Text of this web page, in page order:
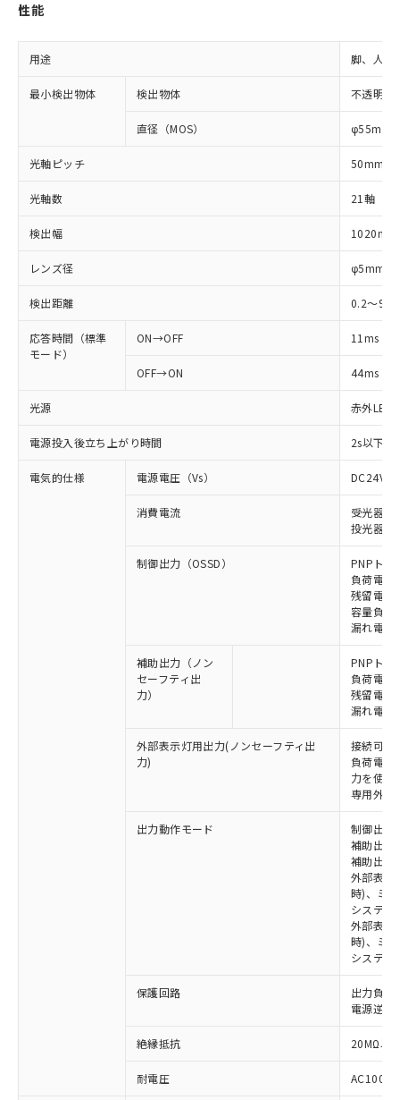
性能
用途 脚、人体
最小検出物体 検出物体 不透明体
直径（MOS） φ55mm
光軸ピッチ 50mm
光軸数 21軸
検出幅 1020mm
レンズ径 φ5mm
検出距離 0.2～9m
応答時間（標準
モード）
ON→OFF 11ms
OFF→ON 44ms
光源 赤外LED
電源投入後立ち上がり時間 2s以下(
電気的仕様 電源電圧（Vs）
消費電流
受光器:
投光器:
制御出力（OSSD）
PNPトラ
負荷電流
残留電圧
容量負荷
漏れ電流
補助出力（ノン
セーフティ出
力）
PNPトラ
負荷電流
残留電圧
漏れ電流
外部表示灯用出力(ノンセーフティ出
力)
接続可能
負荷電流
力を使用
専用外部
出力動作モード
制御出力
補助出力
補助出力
外部表示
時)、ミ
システム
外部表示
時)、ミ
システム
保護回路
出力負荷
電源逆接
絶縁抵抗 20MΩ以
耐電圧
ご利用条件
以下の条件をお読みいただき、同意のうえ
有に対応した製品に切り替える予定のある
対応予定なし：EU RoHS指令（10物質）の